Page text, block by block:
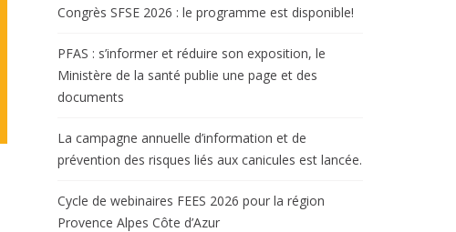
Congrès SFSE 2026 : le programme est disponible!
PFAS : s’informer et réduire son exposition, le
Ministère de la santé publie une page et des
documents
La campagne annuelle d’information et de
prévention des risques liés aux canicules est lancée.
Cycle de webinaires FEES 2026 pour la région
Provence Alpes Côte d’Azur